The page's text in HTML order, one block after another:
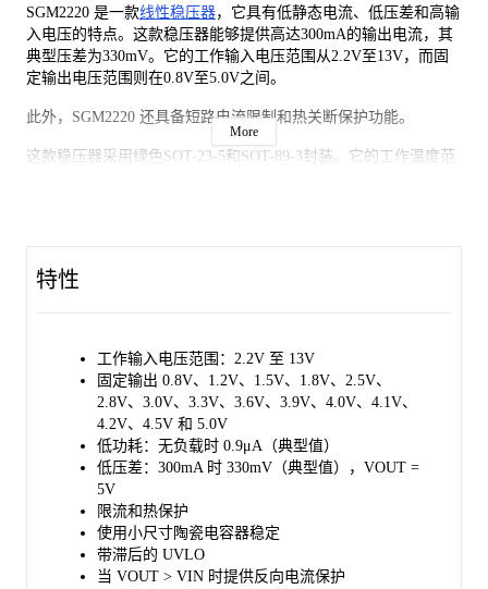
SGM2220 是一款线性稳压器，它具有低静态电流、低压差和高输
入电压的特点。这款稳压器能够提供高达300mA的输出电流，其
典型压差为330mV。它的工作输入电压范围从2.2V至13V，而固
定输出电压范围则在0.8V至5.0V之间。
此外，SGM2220 还具备短路电流限制和热关断保护功能。
这款稳压器采用绿色SOT-23-5和SOT-89-3封装。它的工作温度范
More
特性
工作输入电压范围：2.2V 至 13V
固定输出 0.8V、1.2V、1.5V、1.8V、2.5V、
2.8V、3.0V、3.3V、3.6V、3.9V、4.0V、4.1V、
4.2V、4.5V 和 5.0V
低功耗：无负载时 0.9μA（典型值）
低压差：300mA 时 330mV（典型值），VOUT =
5V
限流和热保护
使用小尺寸陶瓷电容器稳定
带滞后的 UVLO
当 VOUT > VIN 时提供反向电流保护